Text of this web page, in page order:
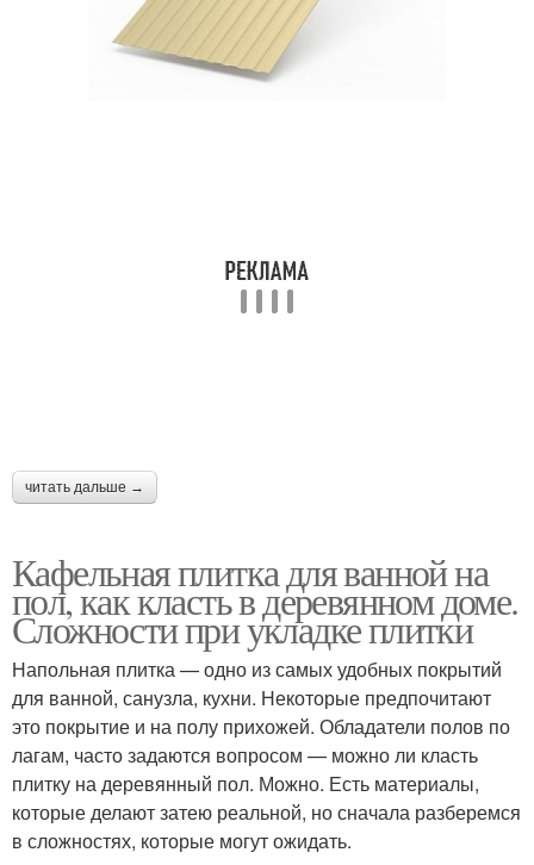
читать дальше →
Кафельная плитка для ванной на
пол, как класть в деревянном доме.
Сложности при укладке плитки
Напольная плитка — одно из самых удобных покрытий
для ванной, санузла, кухни. Некоторые предпочитают
это покрытие и на полу прихожей. Обладатели полов по
лагам, часто задаются вопросом — можно ли класть
плитку на деревянный пол. Можно. Есть материалы,
которые делают затею реальной, но сначала разберемся
в сложностях, которые могут ожидать.